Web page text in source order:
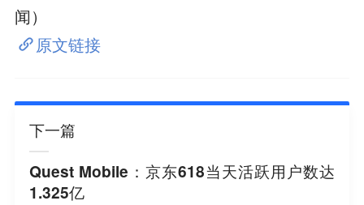
闻）
原文链接
下一篇
Quest Mobile：京东618当天活跃用户数达
1.325亿